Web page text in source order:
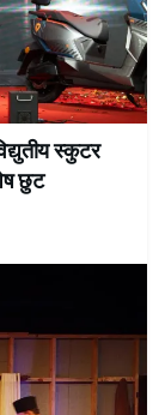
स्कुटर
छुट